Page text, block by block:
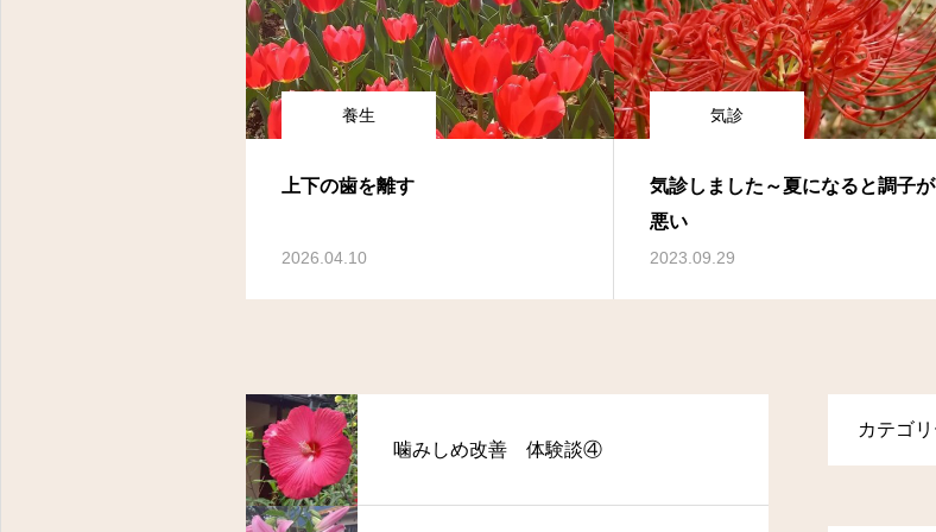
養生
上下の歯を離す
2026.04.10
気診
気診しました～夏になると調子が
悪い
2023.09.29
噛みしめ改善 体験談④